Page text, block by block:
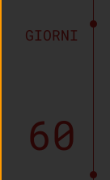
GIORNI
60